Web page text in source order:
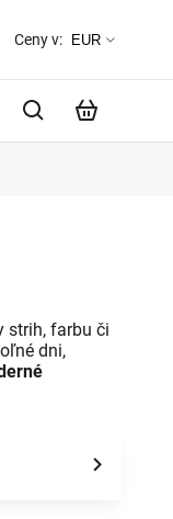
tabuľka O značke
Ceny v: EUR
strih, farbu či
dni,